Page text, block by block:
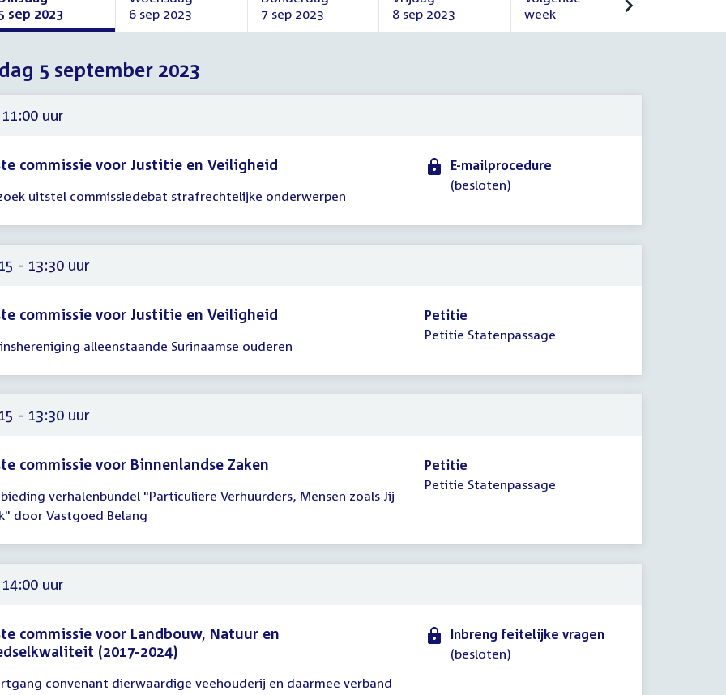
sep 2023
6 sep 2023
Woensdag
september
2023
7 sep 2023
Donderdag
8 sep 2023
Vrijdag
week
Volgende
5 september 2023
uur
commissie voor Justitie en Veiligheid
uitstel commissiedebat strafrechtelijke onderwerpen
E-mailprocedure
(besloten)
- 13:30 uur
commissie voor Justitie en Veiligheid
alleenstaande Surinaamse ouderen
Petitie
Petitie Statenpassage
- 13:30 uur
commissie voor Binnenlandse Zaken
verhalenbundel "Particuliere Verhuurders, Mensen zoals Jij
door Vastgoed Belang
Petitie
Petitie Statenpassage
uur
commissie voor Landbouw, Natuur en
(2017-2024)
convenant dierwaardige veehouderij en daarmee verband
Inbreng feitelijke vragen
(besloten)